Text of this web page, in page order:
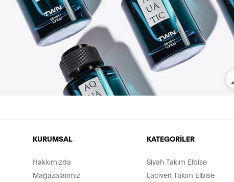
KURUMSAL
Hakkımızda
Mağazalarımız
KATEGORİLER
Siyah Takım Elbise
Lacivert Takım Elbise